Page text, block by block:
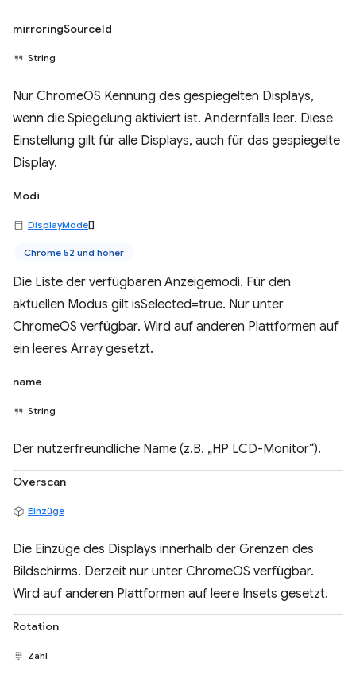
mirroringSourceId
String
Nur ChromeOS Kennung des gespiegelten Displays,
wenn die Spiegelung aktiviert ist. Andernfalls leer. Diese
Einstellung gilt für alle Displays, auch für das gespiegelte
Display.
Modi
DisplayMode[]
Chrome 52 und höher
Die Liste der verfügbaren Anzeigemodi. Für den
aktuellen Modus gilt isSelected=true. Nur unter
ChromeOS verfügbar. Wird auf anderen Plattformen auf
ein leeres Array gesetzt.
name
String
Der nutzerfreundliche Name (z.B. „HP LCD-Monitor“).
Overscan
Einzüge
Die Einzüge des Displays innerhalb der Grenzen des
Bildschirms. Derzeit nur unter ChromeOS verfügbar.
Wird auf anderen Plattformen auf leere Insets gesetzt.
Rotation
Zahl